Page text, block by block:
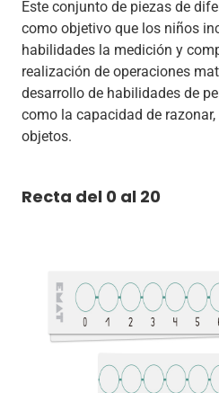
Este conjunto de piezas de
como objetivo que los niños
habilidades la medición y
realización de operaciones
desarrollo de habilidades de
como la capacidad de
objetos.
Recta del 0 al 20